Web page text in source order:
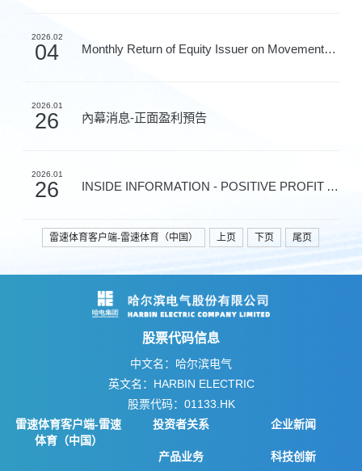
2026.02
04 Monthly Return of Equity Issuer on Movements in Secur...
2026.01
26 內幕消息-正面盈利預告
2026.01
26 INSIDE INFORMATION - POSITIVE PROFIT ALERT
雷速体育客户端-雷速体育（中国） 上页 下页 尾页
股票代码信息
中文名：哈尔滨电气
英文名：HARBIN ELECTRIC
股票代码：01133.HK
雷速体育客户端-雷速
体育（中国）
投资者关系 企业新闻
产品业务 科技创新